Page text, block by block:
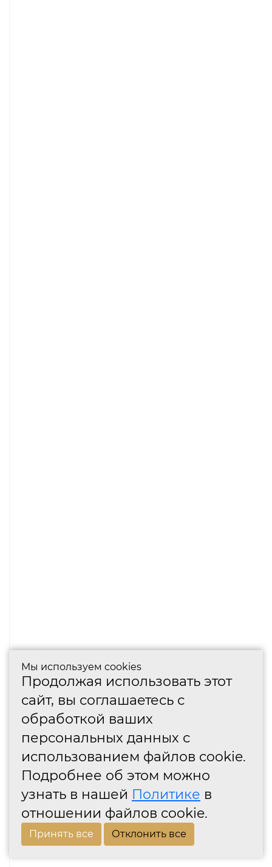
Мы используем cookies
Продолжая использовать этот
сайт, вы соглашаетесь с
обработкой ваших
персональных данных с
использованием файлов cookie.
Подробнее об этом можно
узнать в нашей Политике в
отношении файлов cookie.
Принять все Отклонить все